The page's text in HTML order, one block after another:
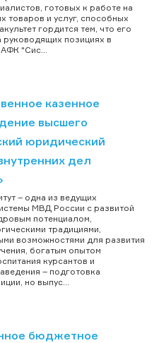
готовых к работе на
товаров и услуг, способных
гордится тем, что его
руководящих позициях в
"Сис...
казенное
высшего
юридический
дел
– одна из ведущих
МВД России с развитой
потенциалом,
традициями,
возможностями для развития
богатым опытом
курсантов и
– подготовка
но выпус...
бюджетное